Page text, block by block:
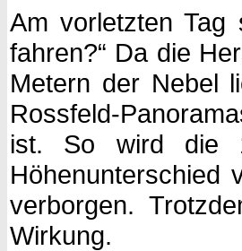
Am vorletzten Tag
fahren?“ Da die
Metern der Nebel
Rossfeld-
ist. So wird die
Höhenunterschied
verborgen.
Wirkung.